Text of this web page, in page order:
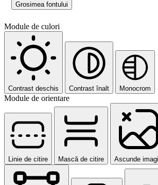
Grosimea fontului
Module de culori
Contrast deschis Contrast înalt Monocrom
Module de orientare
Linie de citire Mască de citire Ascunde